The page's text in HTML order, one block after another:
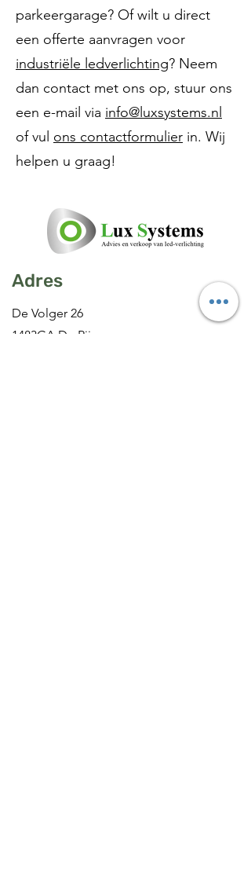
parkeergarage? Of wilt u direct
een offerte aanvragen voor
industriële ledverlichting? Neem
dan contact met ons op, stuur ons
een e-mail via info@luxsystems.nl
of vul ons contactformulier in. Wij
helpen u graag!
Adres
De Volger 26
1483GA De Rijp